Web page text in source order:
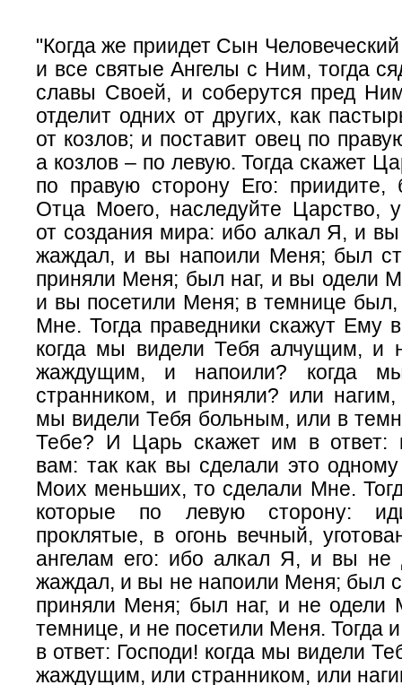
"Когда же приидет Сын
и все святые Ангелы с Ним, тогда
славы Своей, и соберутся пред
отделит одних от других, как
от козлов; и поставит овец по
а козлов – по левую. Тогда скажет
по правую сторону Его: приидите,
Отца Моего, наследуйте Царство,
от создания мира: ибо алкал Я, и
жаждал, и вы напоили Меня; был
приняли Меня; был наг, и вы одели
и вы посетили Меня; в темнице
Мне. Тогда праведники скажут Ему
когда мы видели Тебя алчущим, и
жаждущим, и напоили? когда
странником, и приняли? или
мы видели Тебя больным, или в
Тебе? И Царь скажет им в ответ:
вам: так как вы сделали это
Моих меньших, то сделали Мне.
которые по левую сторону:
проклятые, в огонь вечный,
ангелам его: ибо алкал Я, и вы не
жаждал, и вы не напоили Меня; был
приняли Меня; был наг, и не одели
темнице, и не посетили Меня. Тогда
в ответ: Господи! когда мы видели
жаждущим, или странником, или